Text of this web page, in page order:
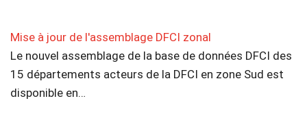
Mise à jour de l'assemblage DFCI zonal
Le nouvel assemblage de la base de données DFCI des
15 départements acteurs de la DFCI en zone Sud est
disponible en…